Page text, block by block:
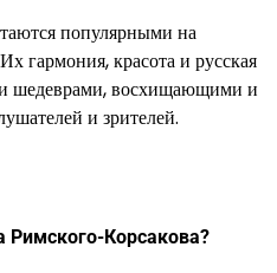
популярными на
гармония, красота и русская
шедеврами, восхищающими и
и зрителей.
Римского-Корсакова?